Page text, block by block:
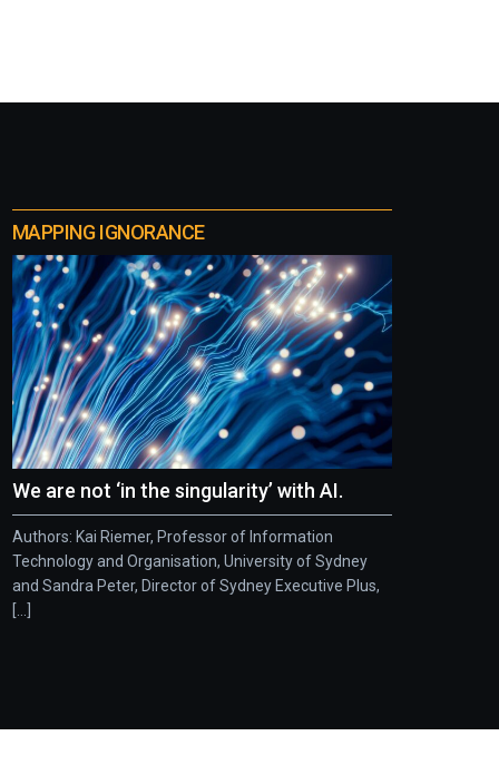
MAPPING IGNORANCE
We are not ‘in the singularity’ with AI.
Authors: Kai Riemer, Professor of Information
Technology and Organisation, University of Sydney
and Sandra Peter, Director of Sydney Executive Plus,
[...]